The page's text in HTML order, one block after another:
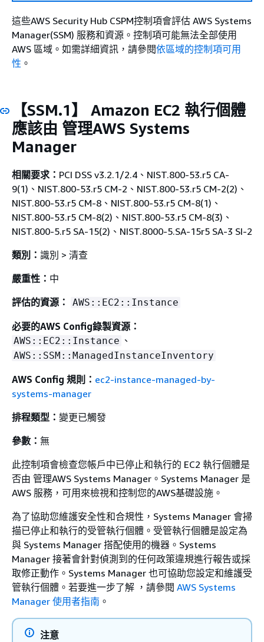
這些AWS Security Hub CSPM控制項會評估 AWS Systems
Manager(SSM) 服務和資源。控制項可能無法全部使用
AWS 區域。如需詳細資訊，請參閱依區域的控制項可用
性 。
【SSM.1】 Amazon EC2 執行個體
應該由 管理AWS Systems
Manager
相關要求： PCI DSS v3.2.1/2.4、NIST.800-53.r5 CA-
9(1)、NIST.800-53.r5 CM-2、NIST.800-53.r5 CM-2(2)、
NIST.800-53.r5 CM-8、NIST.800-53.r5 CM-8(1)、
NIST.800-53.r5 CM-8(2)、NIST.800-53.r5 CM-8(3)、
NIST.800-5.r5 SA-15(2)、NIST.8000-5.SA-15r5 SA-3 SI-2
類別： 識別 > 清查
嚴重性： 中
評估的資源：
AWS::EC2::Instance
必要的AWS Config錄製資源：
AWS::EC2::Instance 、
AWS::SSM::ManagedInstanceInventory
AWS Config 規則： ec2-instance-managed-by-
systems-manager
排程類型： 變更已觸發
參數： 無
此控制項會檢查您帳戶中已停止和執行的 EC2 執行個體是
否由 管理AWS Systems Manager。Systems Manager 是
AWS 服務，可用來檢視和控制您的AWS基礎設施。
為了協助您維護安全性和合規性，Systems Manager 會掃
描已停止和執行的受管執行個體。受管執行個體是設定為
與 Systems Manager 搭配使用的機器。Systems
Manager 接著會針對偵測到的任何政策違規進行報告或採
取修正動作。Systems Manager 也可協助您設定和維護受
管執行個體。若要進一步了解 ，請參閱 AWS Systems
Manager 使用者指南 。
注意